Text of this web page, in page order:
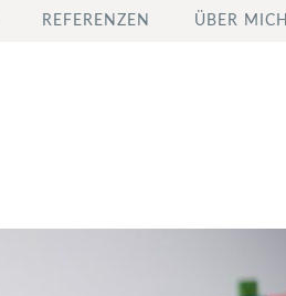
REFERENZEN ÜBER MICH